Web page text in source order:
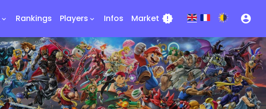
keyboard_arrow_down Rankings Players keyboard_arrow_down Infos Market new_releases account_circle